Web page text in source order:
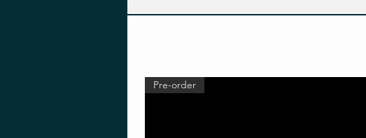
Pre-order